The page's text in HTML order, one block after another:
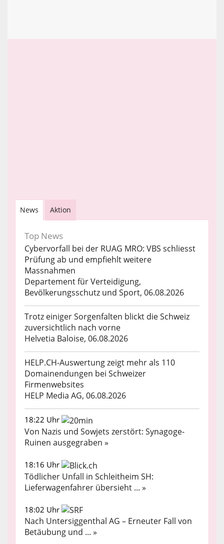
News Aktion
Top News
Cybervorfall bei der RUAG MRO: VBS schliesst
Prüfung ab und empfiehlt weitere
Massnahmen
Departement für Verteidigung,
Bevölkerungsschutz und Sport, 06.08.2026
Trotz einiger Sorgenfalten blickt die Schweiz
zuversichtlich nach vorne
Helvetia Baloise, 06.08.2026
HELP.CH-Auswertung zeigt mehr als 110
Domainendungen bei Schweizer
Firmenwebsites
HELP Media AG, 06.08.2026
18:22 Uhr
Von Nazis und Sowjets zerstört: Synagoge-
Ruinen ausgegraben »
18:16 Uhr
Tödlicher Unfall in Schleitheim SH:
Lieferwagenfahrer übersieht ... »
18:02 Uhr
Nach Untersiggenthal AG – Erneuter Fall von
Betäubung und ... »